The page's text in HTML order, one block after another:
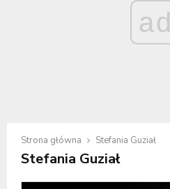
ad
Strona główna Stefania Guział
Stefania Guział